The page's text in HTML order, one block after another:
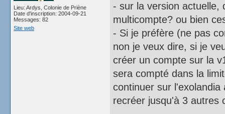
Lieu: Ardys, Colonie de Priène
Date d'inscription: 2004-09-21
Messages: 82
Site web
- sur la version actuelle,
multicompte? ou bien
- Si je préfère (ne pas
non je veux dire, si je
créer un compte sur la
sera compté dans la
continuer sur
recréer jusqu'à 3 autres